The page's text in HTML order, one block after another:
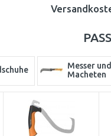
Messer und
Macheten